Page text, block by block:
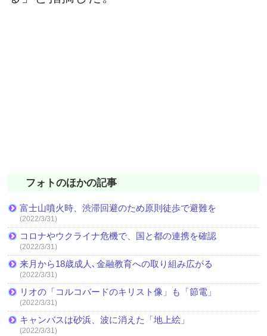
フォトのほかの記事
富士山噴火時、渋滞回避のため原則徒歩で避難を
(2022/3/31)
コロナやウクライナ危機で、国と都の連携を確認
(2022/3/31)
来月から18歳成人､金融教育への取り組み広がる
(2022/3/31)
リオの「コルコバードのキリスト像」も「節電」
(2022/3/31)
キャンバスは砂浜、波に消えた「地上絵」
(2022/3/31)